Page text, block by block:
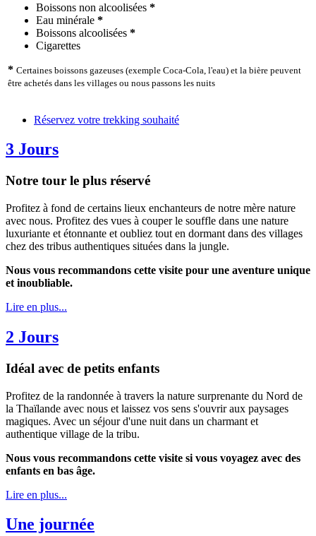
Boissons non alcoolisées *
Eau minérale *
Boissons alcoolisées *
Cigarettes
* Certaines boissons gazeuses (exemple Coca-Cola, l'eau) et la bière peuvent
être achetés dans les villages ou nous passons les nuits
Réservez votre trekking souhaité
3 Jours
Notre tour le plus réservé
Profitez à fond de certains lieux enchanteurs de notre mère nature
avec nous. Profitez des vues à couper le souffle dans une nature
luxuriante et étonnante et oubliez tout en dormant dans des villages
chez des tribus authentiques situées dans la jungle.
Nous vous recommandons cette visite pour une aventure unique
et inoubliable.
Lire en plus...
2 Jours
Idéal avec de petits enfants
Profitez de la randonnée à travers la nature surprenante du Nord de
la Thaïlande avec nous et laissez vos sens s'ouvrir aux paysages
magiques. Avec un séjour d'une nuit dans un charmant et
authentique village de la tribu.
Nous vous recommandons cette visite si vous voyagez avec des
enfants en bas âge.
Lire en plus...
Une journée